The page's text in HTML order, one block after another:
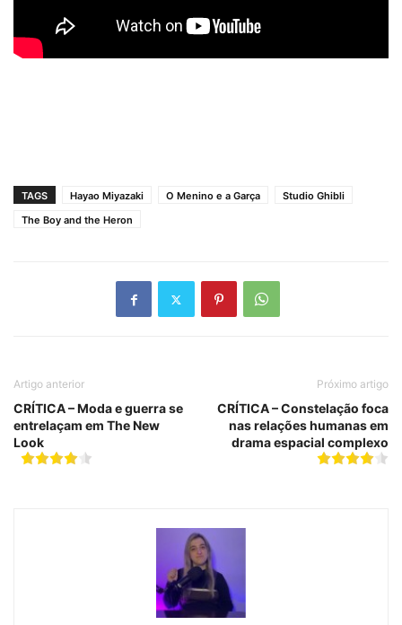
TAGS Hayao Miyazaki O Menino e a Garça
Studio Ghibli
The Boy and the Heron
Artigo anterior
CRÍTICA – Moda e guerra se
entrelaçam em The New
Look
Próximo artigo
CRÍTICA – Constelação foca
nas relações humanas em
drama espacial complexo